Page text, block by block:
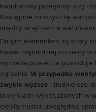
kwadratowy przegrody przy
Następnie mnożysz tę
między wnętrzem a
Drugim elementem są straty
Nawet najbardziej szczelny
wymiana powietrza
ogrzania. W przypadku
zwykle wyższe i trudniejsze
budynkach wyposażonych w
ciepła musisz uwzględnić